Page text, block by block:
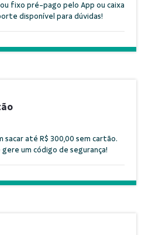
fixo pré-pago pelo App ou caixa
disponível para dúvidas!
sacar até R$ 300,00 sem cartão.
um código de segurança!